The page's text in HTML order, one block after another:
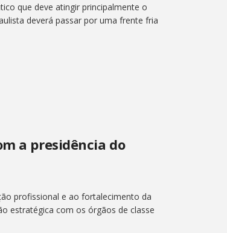
que deve atingir principalmente o
deverá passar por uma frente fria
a presidência do
profissional e ao fortalecimento da
estratégica com os órgãos de classe